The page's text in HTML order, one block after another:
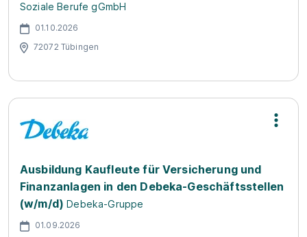
Soziale Berufe gGmbH
01.10.2026
72072 Tübingen
Ausbildung Kaufleute für Versicherung und
Finanzanlagen in den Debeka-Geschäftsstellen
(w/m/d)Debeka-Gruppe
01.09.2026